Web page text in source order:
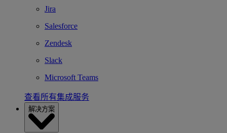
Jira
Salesforce
Zendesk
Slack
Microsoft Teams
查看所有集成服务
解决方案